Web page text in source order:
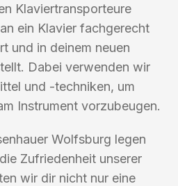
Klaviertransporteure
ein Klavier fachgerecht
und in deinem neuen
Dabei verwenden wir
und -techniken, um
Instrument vorzubeugen.
Wolfsburg legen
Zufriedenheit unserer
wir dir nicht nur eine